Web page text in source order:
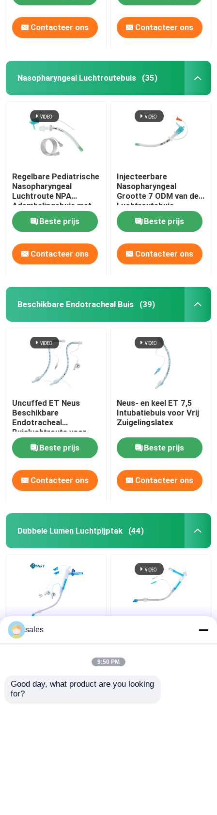
Contacteer ons Contacteer ons
Nasopharyngeal Luchtroutebuis (35)
Regelbare Pediatrische
Nasopharyngeal
Luchtroute NPA
Ademhalingsbuis met
Zacht Uiteinde
Beste prijs
Contacteer ons
Injecteerbare
Nasopharyngeal
Grootte 7 ODM van de
Luchtroutebuis
Beste prijs
Contacteer ons
Beschikbare Endotracheal Buis (39)
Uncuffed ET Neus
Beschikbare
Endotracheal
Buisluchtroute voor
Chirurgische OEM
Beste prijs
Contacteer ons
Neus- en keel ET 7,5
Intubatiebuis voor Vrij
Zuigelingslatex
Beste prijs
Contacteer ons
Dubbele Lumen Luchtpijptak (44)
Van het Lumencuffed
Tracheostomy van ICU
sales
9:50 PM
Good day, what product are you looking
for?